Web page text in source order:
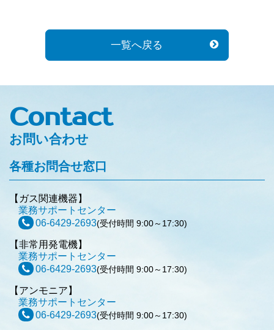
一覧へ戻る
Contact
お問い合わせ
各種お問合せ窓口
【ガス関連機器】
業務サポートセンター
06-6429-2693(受付時間 9:00～17:30)
【非常用発電機】
業務サポートセンター
06-6429-2693(受付時間 9:00～17:30)
【アンモニア】
業務サポートセンター
06-6429-2693(受付時間 9:00～17:30)